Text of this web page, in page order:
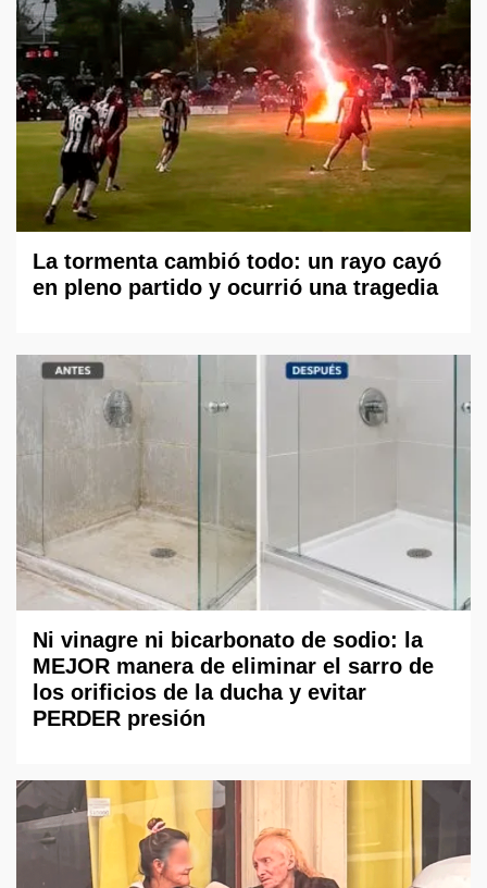
La tormenta cambió todo: un rayo cayó
en pleno partido y ocurrió una tragedia
Ni vinagre ni bicarbonato de sodio: la
MEJOR manera de eliminar el sarro de
los orificios de la ducha y evitar
PERDER presión